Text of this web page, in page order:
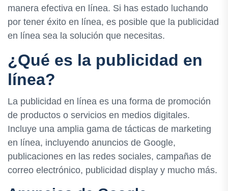
manera efectiva en línea. Si has estado luchando
por tener éxito en línea, es posible que la publicidad
en línea sea la solución que necesitas.
¿Qué es la publicidad en
línea?
La publicidad en línea es una forma de promoción
de productos o servicios en medios digitales.
Incluye una amplia gama de tácticas de marketing
en línea, incluyendo anuncios de Google,
publicaciones en las redes sociales, campañas de
correo electrónico, publicidad display y mucho más.